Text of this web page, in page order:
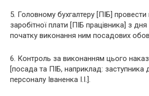
5. Головному бухгалтеру [ПІБ] провести
заробітної плати [ПІБ працівника] з
початку виконання ним посадових
6. Контроль за виконанням цього
[посада та ПІБ, наприклад: заступника
персоналу Іваненка І.І.].